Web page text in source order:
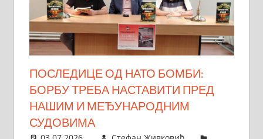
ПОСЛЕДИЦЕ ОД НАТО БОМБИ:
БОРБУ ТРЕБА НАСТАВИТИ ПРЕД
НАШИМ И МЕЂУНАРОДНИМ
СУДОВИМА